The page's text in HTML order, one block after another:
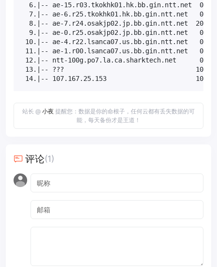
6.|-- ae-15.r03.tkokhk01.hk.bb.gin.ntt.net
7.|-- ae-6.r25.tkokhk01.hk.bb.gin.ntt.net
8.|-- ae-7.r24.osakjp02.jp.bb.gin.ntt.net
9.|-- ae-0.r25.osakjp02.jp.bb.gin.ntt.net
10.|-- ae-4.r22.lsanca07.us.bb.gin.ntt.net
11.|-- ae-1.r00.lsanca07.us.bb.gin.ntt.net
12.|-- ntt-100g.po7.la.ca.sharktech.net
13.|-- ???                                  100.0
14.|-- 107.167.25.153                       10.0%
站长 @ 小夜 提醒您：数据是你的命根子，任何云都有丢失数据的可
能，每天备份才是王道！
评论(1)